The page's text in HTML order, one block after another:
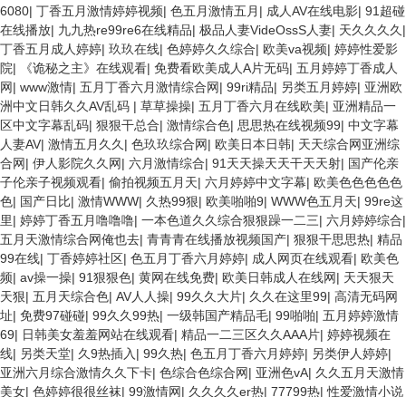
6080| 丁香五月激情婷婷视频| 色五月激情五月 | 成人AV在线电影| 91超碰
在线播放| 九九热re99re6在线精品| 极品人妻VideOssS人妻| 天久久久久 |
丁香五月成人婷婷| 玖玖在线| 色婷婷久久综合| 欧美va视频| 婷婷性爱影
院| 《诡秘之主》在线观看| 免费看欧美成人A片无码| 五月婷婷丁香成人
网| www激情| 五月丁香六月激情综合网| 99ri精品| 另类五月婷婷| 亚洲欧
洲中文日韩久久AV乱码 | 草草操操| 五月丁香六月在线欧美| 亚洲精品一
区中文字幕乱码| 狠狠干总合| 激情综合色| 思思热在线视频99| 中文字幕
人妻AV| 激情五月久久 | 色玖玖综合网| 欧美日本日韩| 天天综合网亚洲综
合网| 伊人影院久久网| 六月激情综合| 91天天操天天干天天射| 国产伦亲
子伦亲子视频观看| 偷拍视频五月天| 六月婷婷中文字幕| 欧美色色色色色
色| 国产日比| 激情WWW| 久热99狠| 欧美啪啪9| WWW色五月天| 99re这
里| 婷婷丁香五月噜噜噜| 一本色道久久综合狠狠躁一二三| 六月婷婷综合|
五月天激情综合网俺也去| 青青青在线播放视频国产| 狠狠干思思热| 精品
99在线| 丁香婷婷社区| 色五月丁香六月婷婷| 成人网页在线观看| 欧美色
频| av操一操| 91狠狠色| 黄网在线免费| 欧美日韩成人在线网| 天天狠天
天狠| 五月天综合色| AV人人操| 99久久大片| 久久在这里99| 高清无码网
址| 免费97碰碰| 99久久99热| 一级韩国产精品毛| 99啪啪| 五月婷婷激情
69| 日韩美女羞羞网站在线观看| 精品一二三区久久AAA片| 婷婷视频在
线| 另类天堂| 久9热插入 | 99久热| 色五月丁香六月婷婷| 另类伊人婷婷|
亚洲六月综合激情久久下卡| 色综合色综合网| 亚洲色vA| 久久五月天激情
美女| 色婷婷很很丝袜| 99激情网| 久久久久er热| 77799热|性爱激情小说